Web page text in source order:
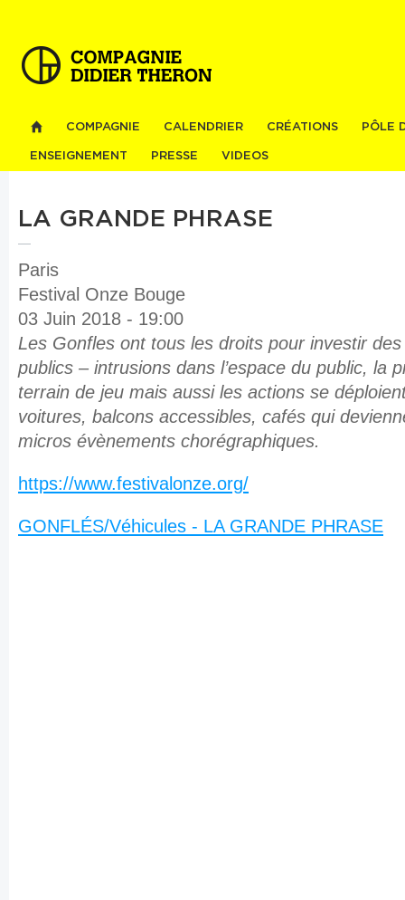
COMPAGNIE CALENDRIER CRÉATIONS PÔLE
ENSEIGNEMENT PRESSE VIDEOS
LA GRANDE PHRASE
Paris
Festival Onze Bouge
03 Juin 2018 - 19:00
Les Gonfles ont tous les droits pour investir
publics – intrusions dans l’espace du public, la
terrain de jeu mais aussi les actions se
voitures, balcons accessibles, cafés qui
micros évènements chorégraphiques.
https://www.festivalonze.org/
GONFLÉS/Véhicules - LA GRANDE PHRASE